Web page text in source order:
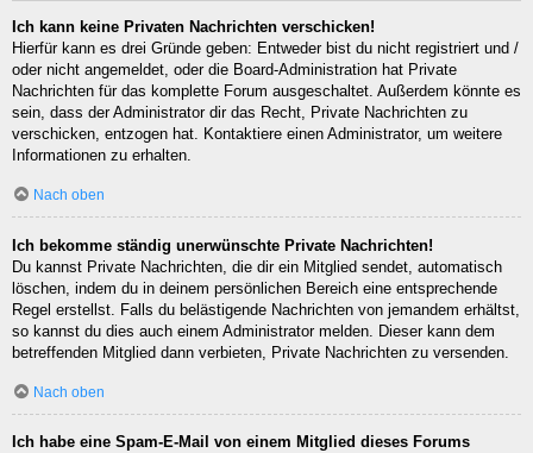
Ich kann keine Privaten Nachrichten verschicken!
Hierfür kann es drei Gründe geben: Entweder bist du nicht registriert und /
oder nicht angemeldet, oder die Board-Administration hat Private
Nachrichten für das komplette Forum ausgeschaltet. Außerdem könnte es
sein, dass der Administrator dir das Recht, Private Nachrichten zu
verschicken, entzogen hat. Kontaktiere einen Administrator, um weitere
Informationen zu erhalten.
Nach oben
Ich bekomme ständig unerwünschte Private Nachrichten!
Du kannst Private Nachrichten, die dir ein Mitglied sendet, automatisch
löschen, indem du in deinem persönlichen Bereich eine entsprechende
Regel erstellst. Falls du belästigende Nachrichten von jemandem erhältst,
so kannst du dies auch einem Administrator melden. Dieser kann dem
betreffenden Mitglied dann verbieten, Private Nachrichten zu versenden.
Nach oben
Ich habe eine Spam-E-Mail von einem Mitglied dieses Forums